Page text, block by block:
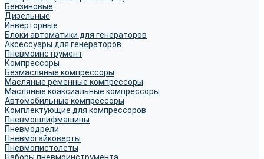
Бензиновые
Дизельные
Инверторные
Блоки автоматики для генераторов
Аксессуары для генераторов
Пневмоинструмент
Компрессоры
Безмасляные компрессоры
Масляные ременные компрессоры
Масляные коаксиальные компрессоры
Автомобильные компрессоры
Комплектующие для компрессоров
Пневмошлифмашины
Пневмодрели
Пневмогайковерты
Пневмопистолеты